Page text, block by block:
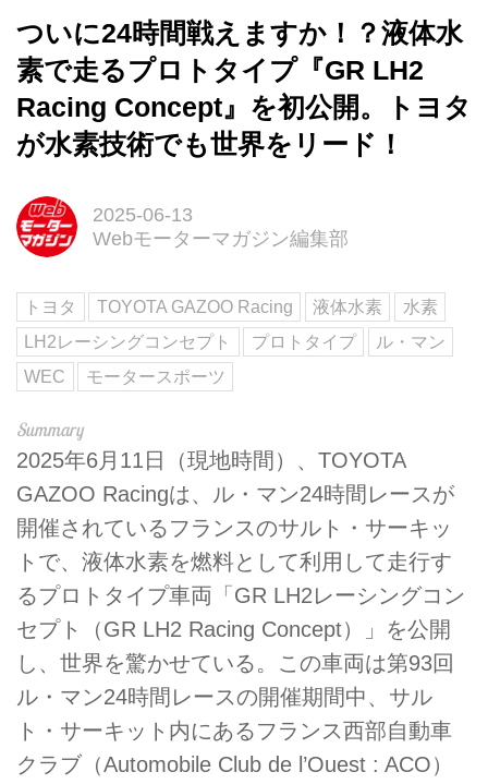
ついに24時間戦えますか！？液体水
素で走るプロトタイプ『GR LH2
Racing Concept』を初公開。トヨタ
が水素技術でも世界をリード！
2025-06-13
Webモーターマガジン編集部
トヨタ TOYOTA GAZOO Racing 液体水素
水素
LH2レーシングコンセプト
プロトタイプ
ル・マン
WEC
モータースポーツ
2025年6月11日（現地時間）、TOYOTA
GAZOO Racingは、ル・マン24時間レースが
開催されているフランスのサルト・サーキッ
トで、液体水素を燃料として利用して走行す
るプロトタイプ車両「GR LH2レーシングコン
セプト（GR LH2 Racing Concept）」を公開
し、世界を驚かせている。この車両は第93回
ル・マン24時間レースの開催期間中、サル
ト・サーキット内にあるフランス西部自動車
クラブ（Automobile Club de l’Ouest : ACO）